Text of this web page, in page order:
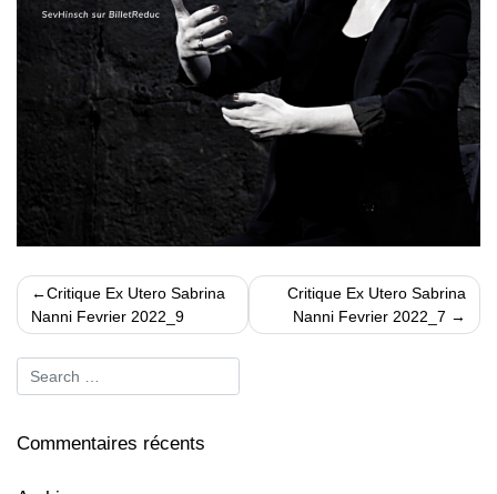
Navigation
l’article
Critique Ex Utero Sabrina
Nanni Fevrier 2022_9
Critique Ex Utero Sabrina
Nanni Fevrier 2022_7
Commentaires récents